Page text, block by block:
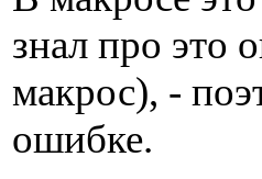
знал про это
макрос), -
ошибке.